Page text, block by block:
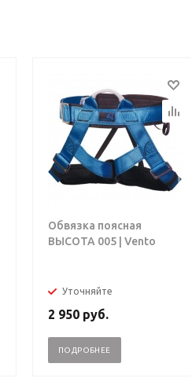
Обвязка поясная
ВЫСОТА 005 | Vento
Уточняйте
2 950 руб.
ПОДРОБНЕЕ